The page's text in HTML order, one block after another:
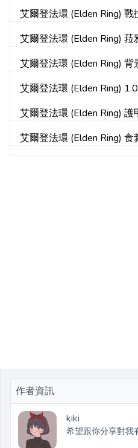
艾爾登法環 (Elden Ring)
艾爾登法環 (Elden Ring)
艾爾登法環 (Elden Ring)
艾爾登法環 (Elden Ring)
艾爾登法環 (Elden Ring)
艾爾登法環 (Elden Ring)
作者資訊
kiki
希望跟你分享對我